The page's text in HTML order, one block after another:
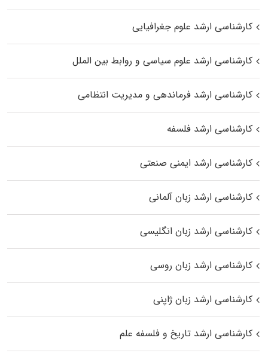
کارشناسی ارشد علوم جغرافیایی
کارشناسی ارشد علوم سیاسی و روابط بین الملل
کارشناسی ارشد فرماندهی و مدیریت انتظامی
کارشناسی ارشد فلسفه
کارشناسی ارشد ایمنی صنعتی
کارشناسی ارشد زبان آلمانی
کارشناسی ارشد زبان انگلیسی
کارشناسی ارشد زبان روسی
کارشناسی ارشد زبان ژاپنی
کارشناسی ارشد تاریخ و فلسفه علم